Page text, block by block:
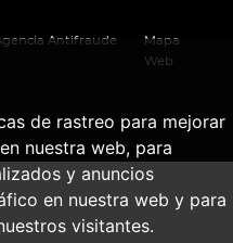
de rastreo para mejorar
nuestra web, para
y anuncios
en nuestra web y para
visitantes.
Antifraude
Mapa
Web